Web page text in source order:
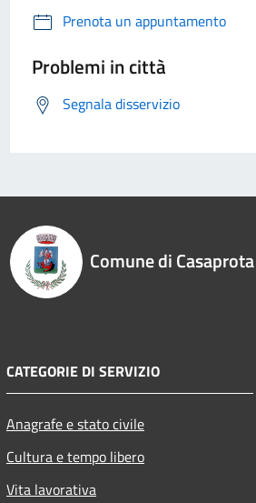
Prenota un appuntamento
Problemi in città
Segnala disservizio
Comune di Casaprota
CATEGORIE DI SERVIZIO
Anagrafe e stato civile
Cultura e tempo libero
Vita lavorativa